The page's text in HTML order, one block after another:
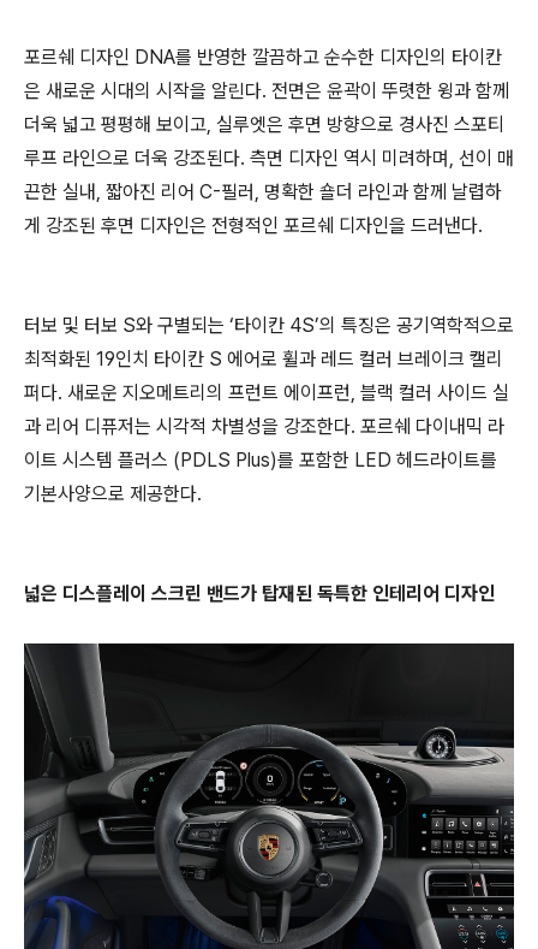
포르쉐 디자인 DNA를 반영한 깔끔하고 순수한 디자인의 타이칸
은 새로운 시대의 시작을 알린다. 전면은 윤곽이 뚜렷한 윙과 함께
더욱 넓고 평평해 보이고, 실루엣은 후면 방향으로 경사진 스포티
루프 라인으로 더욱 강조된다. 측면 디자인 역시 미려하며, 선이 매
끈한 실내, 짧아진 리어 C-필러, 명확한 숄더 라인과 함께 날렵하
게 강조된 후면 디자인은 전형적인 포르쉐 디자인을 드러낸다.
터보 및 터보 S와 구별되는 ‘타이칸 4S’의 특징은 공기역학적으로
최적화된 19인치 타이칸 S 에어로 휠과 레드 컬러 브레이크 캘리
퍼다. 새로운 지오메트리의 프런트 에이프런, 블랙 컬러 사이드 실
과 리어 디퓨저는 시각적 차별성을 강조한다. 포르쉐 다이내믹 라
이트 시스템 플러스 (PDLS Plus)를 포함한 LED 헤드라이트를
기본사양으로 제공한다.
넓은 디스플레이 스크린 밴드가 탑재된 독특한 인테리어 디자인